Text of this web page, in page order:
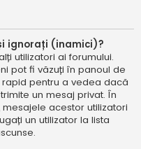
ignorați (inamici)?
utilizatori ai forumului.
pot fi văzuți în panoul de
pentru a vedea dacă
un mesaj privat. În
acestor utilizatori
un utilizator la lista